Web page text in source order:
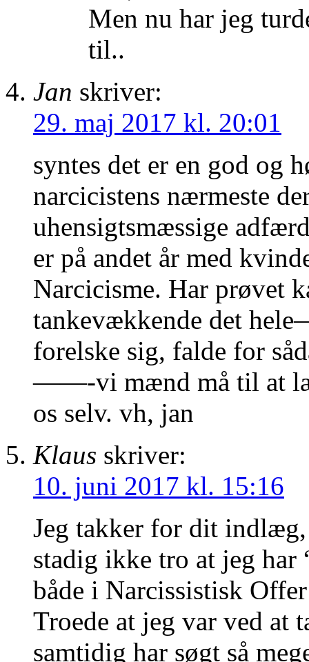
Men nu har jeg
til..
Jan skriver:
29. maj 2017 kl. 20:01
syntes det er en god og
narcicistens nærmeste
uhensigtsmæssige
er på andet år med
Narcicisme. Har prøvet
tankevækkende det
forelske sig, falde for
——-vi mænd må til at
os selv. vh, jan
Klaus skriver:
10. juni 2017 kl. 15:16
Jeg takker for dit
stadig ikke tro at jeg
både i Narcissistisk
Troede at jeg var ved at
samtidig har søgt så